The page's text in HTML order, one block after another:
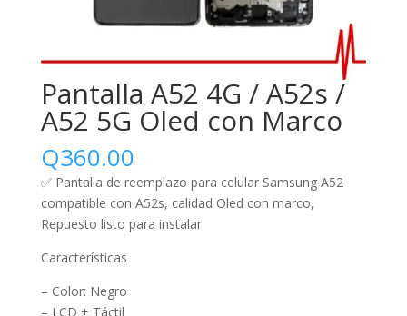
Pantalla A52 4G / A52s /
A52 5G Oled con Marco
Q360.00
✅ Pantalla de reemplazo para celular Samsung A52
compatible con A52s, calidad Oled con marco,
Repuesto listo para instalar
Características
– Color: Negro
– LCD + Táctil